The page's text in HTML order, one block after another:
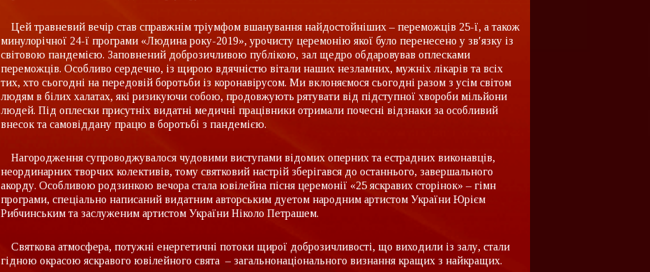
Цей травневий вечір став справжнім тріумфом вшанування найдостойніших – переможців 25-ї, а також
минулорічної 24-ї програми «Людина року-2019», урочисту церемонію якої було перенесено у зв′язку із
світовою пандемією. Заповнений доброзичливою публікою, зал щедро обдаровував оплесками
переможців. Особливо сердечно, із щирою вдячністю вітали наших незламних, мужніх лікарів та всіх
тих, хто сьогодні на передовій боротьби із коронавірусом. Ми вклоняємося сьогодні разом з усім світом
людям в білих халатах, які ризикуючи собою, продовжують рятувати від підступної хвороби мільйони
людей. Під оплески присутніх видатні медичні працівники отримали почесні відзнаки за особливий
внесок та самовіддану працю в боротьбі з пандемією.
Нагородження супроводжувалося чудовими виступами відомих оперних та естрадних виконавців,
неординарних творчих колективів, тому святковий настрій зберігався до останнього, завершального
акорду. Особливою родзинкою вечора стала ювілейна пісня церемонії «25 яскравих сторінок» – гімн
програми, спеціально написаний видатним авторським дуетом народним артистом України Юрієм
Рибчинським та заслуженим артистом України Ніколо Петрашем.
Святкова атмосфера, потужні енергетичні потоки щирої доброзичливості, що виходили із залу, стали
гідною окрасою яскравого ювілейного свята – загальнонаціонального визнання кращих з найкращих.